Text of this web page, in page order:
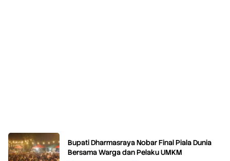
Bupati Dharmasraya Nobar Final Piala Dunia
Bersama Warga dan Pelaku UMKM